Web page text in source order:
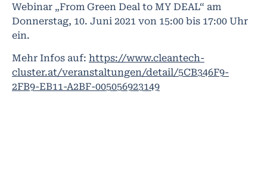
Webinar „From Green Deal to MY DEAL“ am
Donnerstag, 10. Juni 2021 von 15:00 bis 17:00 Uhr
ein.
Mehr Infos auf: https://www.cleantech-
cluster.at/veranstaltungen/detail/5CB346F9-
2FB9-EB11-A2BF-005056923149